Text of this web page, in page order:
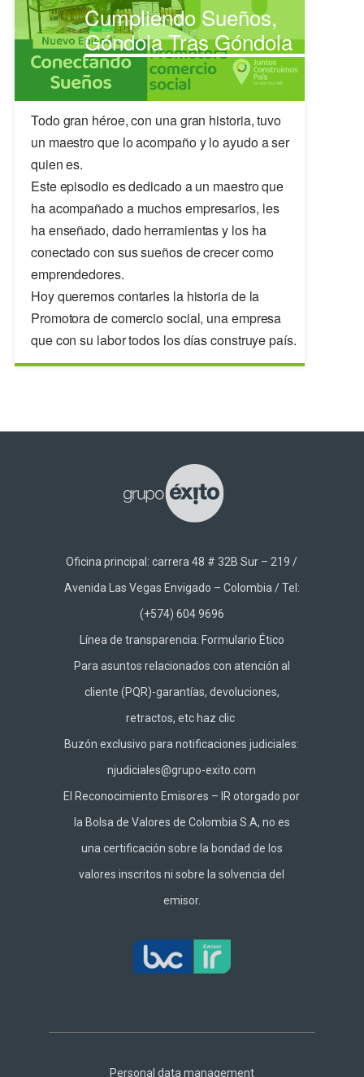
Cumpliendo Sueños,
Góndola Tras Góndola
Todo gran héroe, con una gran historia, tuvo
un maestro que lo acompaño y lo ayudo a ser
quien es.
Este episodio es dedicado a un maestro que
ha acompañado a muchos empresarios, les
ha enseñado, dado herramientas y los ha
conectado con sus sueños de crecer como
emprendedores.
Hoy queremos contarles la historia de la
Promotora de comercio social, una empresa
que con su labor todos los días construye país.
Oficina principal: carrera 48 # 32B Sur – 219 /
Avenida Las Vegas Envigado – Colombia / Tel:
(+574) 604 9696
Línea de transparencia: Formulario Ético
Para asuntos relacionados con atención al
cliente (PQR)-garantías, devoluciones,
retractos, etc hazclic
Buzón exclusivo para notificaciones judiciales:
njudiciales@grupo-exito.com
El Reconocimiento Emisores – IR otorgado por
la Bolsa de Valores de Colombia S.A, no es
una certificación sobre la bondad de los
valores inscritos ni sobre la solvencia del
emisor.
Footer
Personal data management